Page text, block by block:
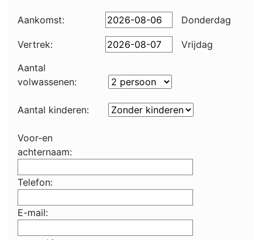
Aankomst: Donderdag
Vertrek:
Vrijdag
Aantal
volwassenen:
Aantal kinderen:
Voor-en
achternaam:
Telefon:
E-mail: